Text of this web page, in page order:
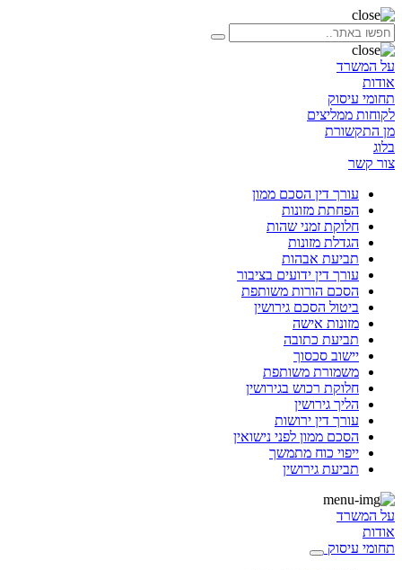
על המשרד
אודות
תחומי עיסוק
לקוחות ממליצים
מן התקשורת
בלוג
צור קשר
עורך דין הסכם ממון
הפחתת מזונות
חלוקת זמני שהות
הגדלת מזונות
תביעת אבהות
עורך דין ידועים בציבור
הסכם הורות משותפת
ביטול הסכם גירושין
מזונות אישה
תביעת כתובה
יישוב סכסוך
משמורת משותפת
חלוקת רכוש בגירושין
הליך גירושין
עורך דין ירושות
הסכם ממון לפני נישואין
ייפוי כוח מתמשך
תביעת גירושין
על המשרד
אודות
תחומי עיסוק